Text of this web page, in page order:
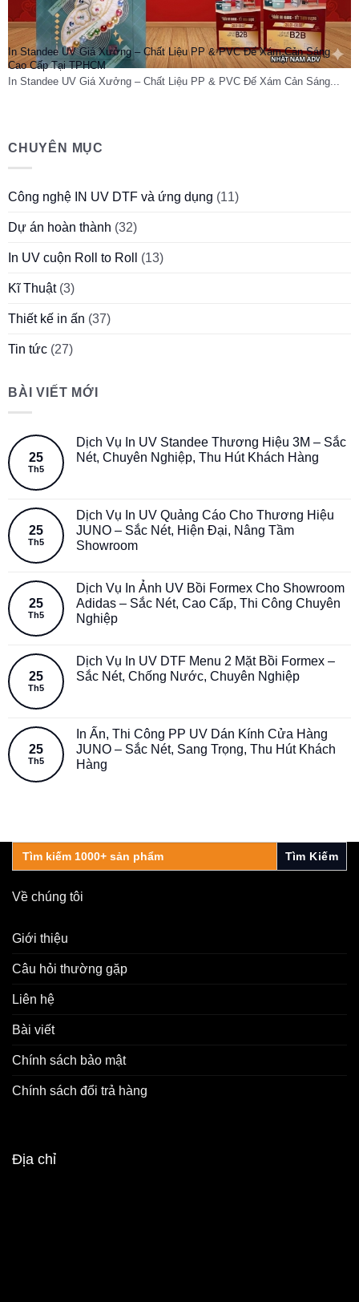
In Standee UV Giá Xưởng – Chất Liệu PP & PVC Đế Xám Cản Sáng
Cao Cấp Tại TPHCM
In Standee UV Giá Xưởng – Chất Liệu PP & PVC Đế Xám Cản Sáng...
CHUYÊN MỤC
Công nghệ IN UV DTF và ứng dụng (11)
Dự án hoàn thành (32)
In UV cuộn Roll to Roll (13)
Kĩ Thuật(3)
Thiết kế in ấn (37)
Tin tức (27)
BÀI VIẾT MỚI
25
Th5
Dịch Vụ In UV Standee Thương Hiệu 3M – Sắc
Nét, Chuyên Nghiệp, Thu Hút Khách Hàng
25
Th5
Dịch Vụ In UV Quảng Cáo Cho Thương Hiệu
JUNO – Sắc Nét, Hiện Đại, Nâng Tầm
Showroom
25
Th5
Dịch Vụ In Ảnh UV Bồi Formex Cho Showroom
Adidas – Sắc Nét, Cao Cấp, Thi Công Chuyên
Nghiệp
25
Th5
Dịch Vụ In UV DTF Menu 2 Mặt Bồi Formex –
Sắc Nét, Chống Nước, Chuyên Nghiệp
25
Th5
In Ấn, Thi Công PP UV Dán Kính Cửa Hàng
JUNO – Sắc Nét, Sang Trọng, Thu Hút Khách
Hàng
Search
for:
Về chúng tôi
Giới thiệu
Câu hỏi thường gặp
Liên hệ
Bài viết
Chính sách bảo mật
Chính sách đổi trả hàng
Địa chỉ